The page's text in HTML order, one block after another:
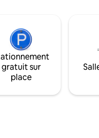
gratuit sur
place